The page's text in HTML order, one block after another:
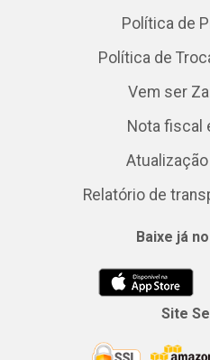
Política de
Política de
Vem ser
Nota fiscal
Relatório de
Baixe já
Site